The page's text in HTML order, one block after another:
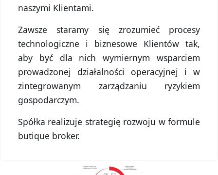
naszymi Klientami.
Zawsze staramy się zrozumieć procesy
technologiczne i biznesowe Klientów tak,
aby być dla nich wymiernym wsparciem
prowadzonej działalności operacyjnej i w
zintegrowanym zarządzaniu ryzykiem
gospodarczym.
Spółka realizuje strategię rozwoju w formule
butique broker.